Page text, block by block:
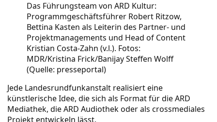
Das Führungsteam von ARD Kultur:
Programmgeschäftsführer Robert Ritzow,
Bettina Kasten als Leiterin des Partner- und
Projektmanagements und Head of Content
Kristian Costa-Zahn (v.l.). Fotos:
MDR/Kristina Frick/Banijay Steffen Wolff
(Quelle: presseportal)
Jede Landesrundfunkanstalt realisiert eine
künstlerische Idee, die sich als Format für die ARD
Mediathek, die ARD Audiothek oder als crossmediales
Projekt entwickeln lässt.